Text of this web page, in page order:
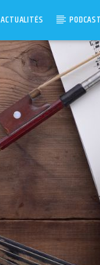
ACTUALITÉS